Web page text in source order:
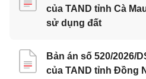
của TAND tỉnh Cà
sử dụng đất
Bản án số 520/2026/
của TAND tỉnh Đồng